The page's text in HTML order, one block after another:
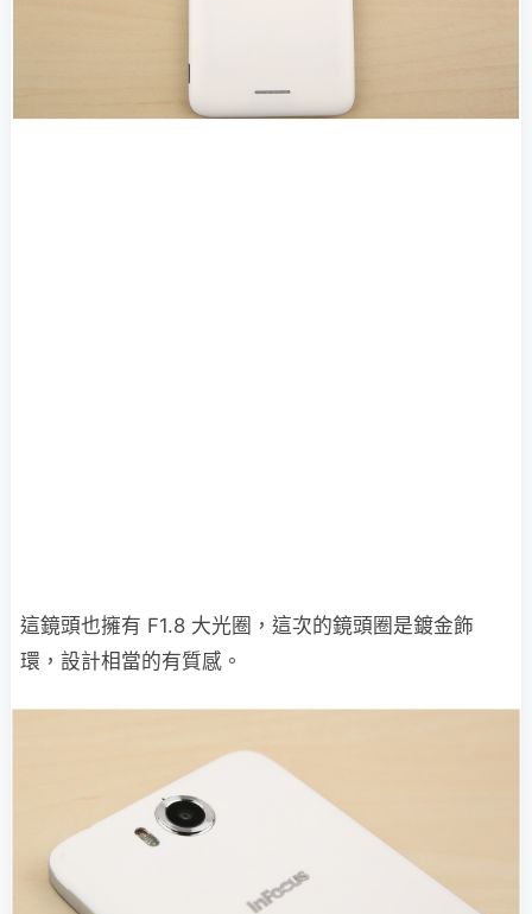
這鏡頭也擁有 F1.8 大光圈，這次的鏡頭圈是鍍金飾
環，設計相當的有質感。